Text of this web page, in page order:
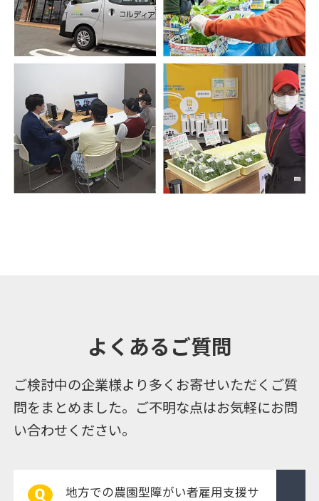
よくあるご質問
ご検討中の企業様より多くお寄せいただくご質
問をまとめました。ご不明な点はお気軽にお問
い合わせください。
地方での農園型障がい者雇用支援サ